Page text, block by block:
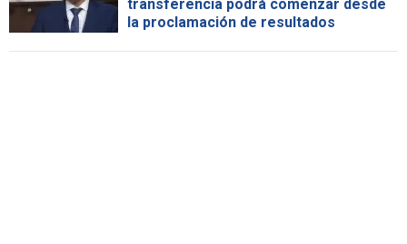
transferencia podrá comenzar desde
la proclamación de resultados